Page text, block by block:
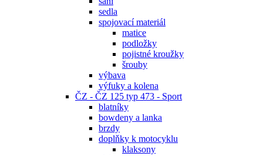
sedla
spojovací materiál
matice
podložky
pojistné kroužky
šrouby
výbava
výfuky a kolena
ČZ - ČZ 125 typ 473 - Sport
blatníky
bowdeny a lanka
brzdy
doplňky k motocyklu
klaksony